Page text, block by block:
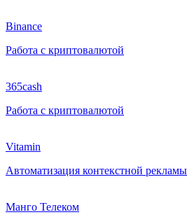
Binance
Работа с криптовалютой
365cash
Работа с криптовалютой
Vitamin
Автоматизация контекстной рекламы
Манго Телеком